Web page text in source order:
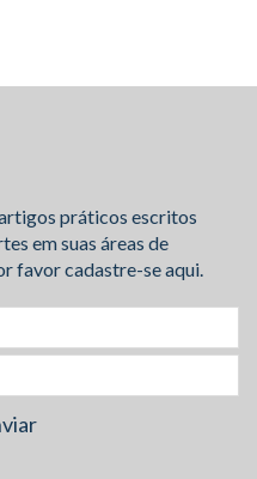
práticos escritos
em suas áreas de
favor cadastre-se aqui.